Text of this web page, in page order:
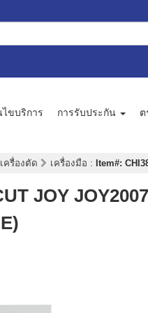
ไขบริการ การรับประกัน
ครื่องตัด เครื่องมือ : Item#:
JOY